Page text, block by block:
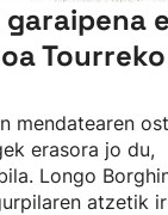
mendatearen
erasora jo du,
Longo
atzetik